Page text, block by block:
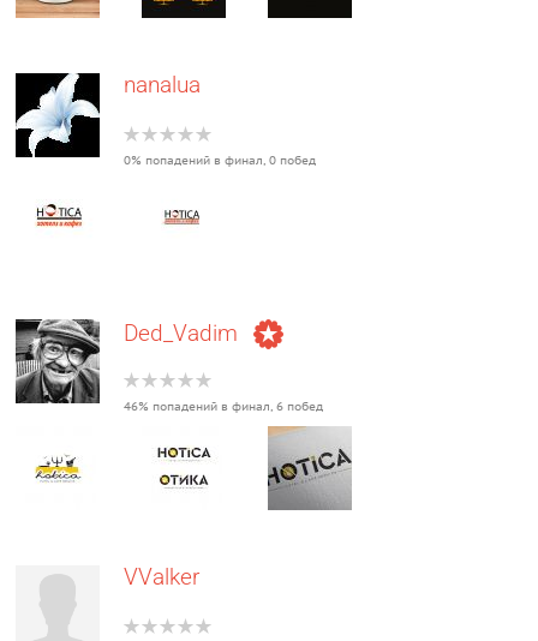
nanalua
0% попадений в финал, 0 побед
Ded_Vadim
46% попадений в финал, 6 побед
VValker